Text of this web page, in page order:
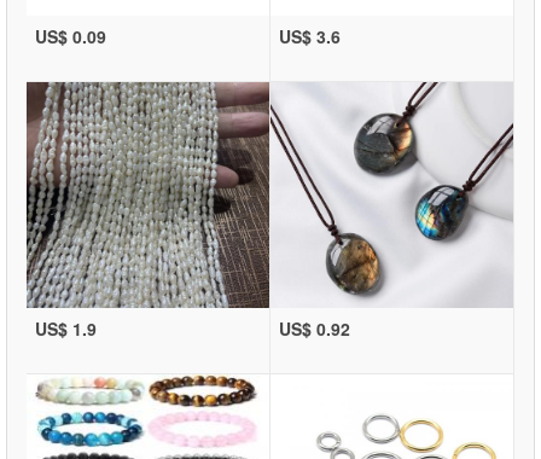
US$ 0.09 US$ 3.6
US$ 1.9 US$ 0.92